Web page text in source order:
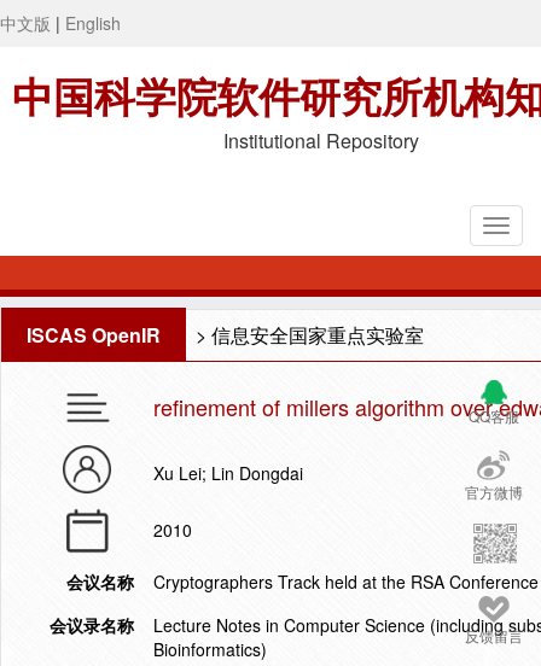
中文版 | English
中国科学院软件研究所机构
Institutional Repository
ISCAS OpenIR > 信息安全国家重点实验室
QQ客服
官方微博
反馈留言
refinement of millers algorithm over
Xu Lei; Lin Dongdai
2010
会议名称
Cryptographers Track held at the RSA
会议录名称
Lecture Notes in Computer Science (including
Bioinformatics)